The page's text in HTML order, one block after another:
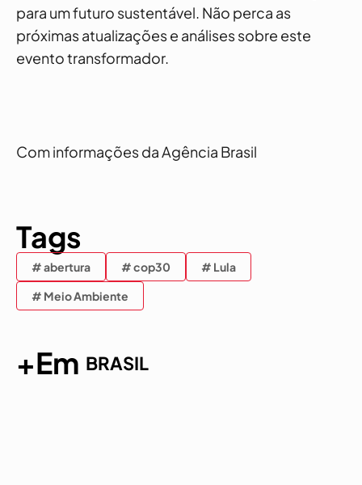
para um futuro sustentável. Não perca as
próximas atualizações e análises sobre este
evento transformador.
Com informações da Agência Brasil
Tags
# abertura # cop30
# Lula
# Meio Ambiente
+Em BRASIL